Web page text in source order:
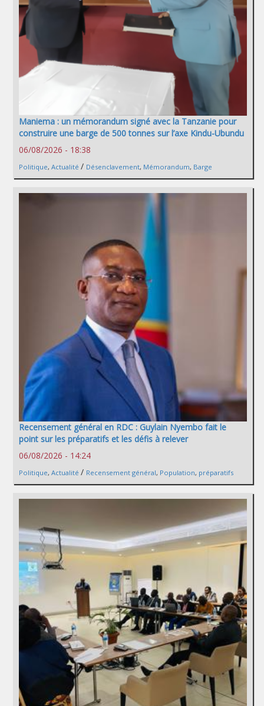
Maniema : un mémorandum signé avec la Tanzanie pour
construire une barge de 500 tonnes sur l’axe Kindu-Ubundu
06/08/2026 - 18:38
Politique, Actualité / Désenclavement, Mémorandum, Barge
Recensement général en RDC : Guylain Nyembo fait le
point sur les préparatifs et les défis à relever
06/08/2026 - 14:24
Politique, Actualité / Recensement général, Population, préparatifs